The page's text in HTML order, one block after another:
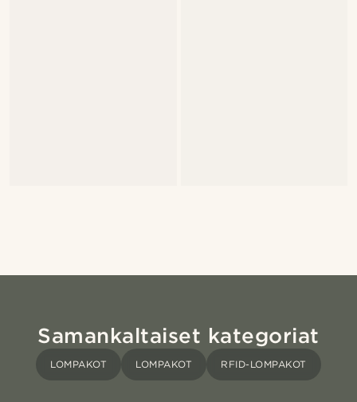
Samankaltaiset kategoriat
LOMPAKOT LOMPAKOT RFID-LOMPAKOT